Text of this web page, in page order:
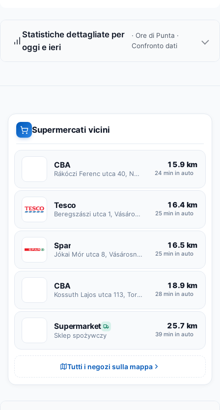
Statistiche dettagliate per
oggi e ieri
· Ore di Punta ·
Confronto dati
Supermercati vicini
CBA
Rákóczi Ferenc utca 40, Nagyvarsány
15.9 km
24 min in auto
Tesco
Beregszászi utca 1, Vásárosnamény
16.4 km
25 min in auto
Spar
Jókai Mór utca 8, Vásárosnamény
16.5 km
25 min in auto
CBA
Kossuth Lajos utca 113, Tornyospálca
18.9 km
28 min in auto
Supermarket
Sklep spożywczy
25.7 km
39 min in auto
Tutti i negozi sulla mappa